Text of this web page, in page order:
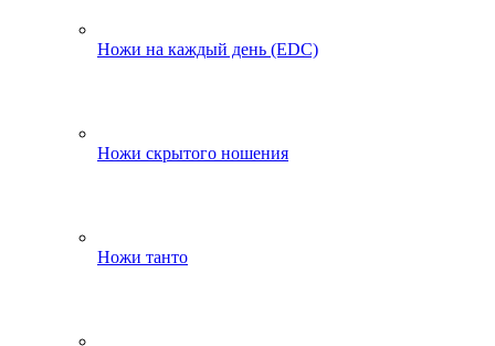
Ножи на каждый день (EDC)
Ножи скрытого ношения
Ножи танто